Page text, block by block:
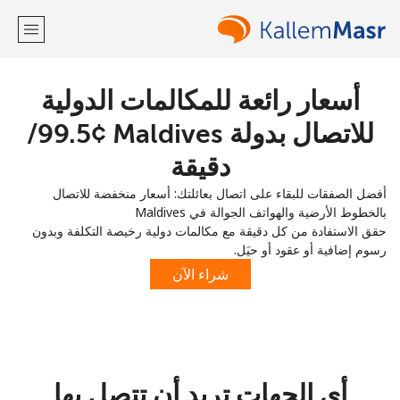
مرحبا!
لديك حساب بالفعل؟
التسجيل باستخدام
أسعار رائعة للمكالمات الدولية
للاتصال بدولة Maldives ⁦99.5¢⁩/
دقيقة
أفضل الصفقات للبقاء على اتصال بعائلتك: أسعار منخفضة للاتصال
بالخطوط الأرضية والهواتف الجوالة في Maldives
حقق الاستفادة من كل دقيقة مع مكالمات دولية رخيصة التكلفة وبدون
رسوم إضافية أو عقود أو حيَل.
شراء الآن